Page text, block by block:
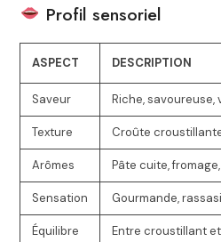
Profil sensoriel
ASPECT DESCRIPTION
Saveur Riche,
Texture Croûte
Arômes Pâte cuite,
Sensation Gourmande,
Équilibre Entre croustillant